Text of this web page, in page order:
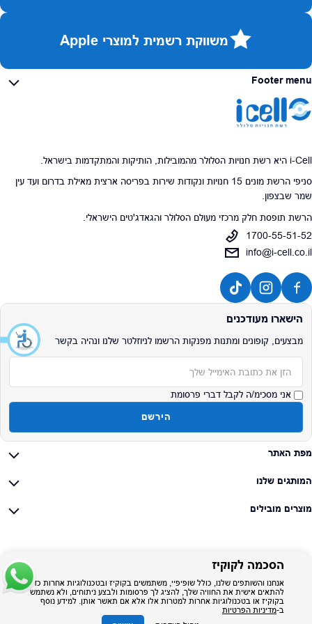
משווקת רשמית למוצרי Apple
Footer menu
i-Cell היא רשת חנויות הסלולר מהמובילות, הותיקות והמתקדמות בישראל.
סניפי הרשת מונים 15 חנויות ונקודות שירות בפריסה ארצית מאילת בדרום ועד עין
שמר שבצפון.
הרשת תופסת חלק מרכזי מעולם הסלולר והגאדג'טים הישראלי.
1700-55-51-52
info@i-cell.co.il
הישארו מעודכנים
מבצעים, קופונים ומתנות מפנקות הרשמו לניוזלטר שלנו ונהיה בקשר
אני מסכימ/ה לקבל דברי פרסומת
הירשם
מפת האתר
המותגים שלנו
מוצרים מובילים
הסכמה לקוקיז
אנחנו והשותפים שלנו, כולל שופיפיי, משתמשים בקוקיז ובטכנולוגיות אחרות כדי
להתאים אישית את החוויה שלך, להציג לך פרסומות ולבצע ניתוחים, ולא נשתמש
בקוקיז או בטכנולוגיות אחרות למטרות אלו אלא אם תאשר אותן. למידע נוסף
ב-מדיניות הפרטיות